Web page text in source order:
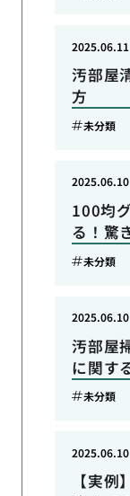
汚部屋
方
2025.06.11
未分類
100均
る！驚
2025.06.10
未分類
汚部屋
に関す
2025.06.10
未分類
【実
2025.06.10